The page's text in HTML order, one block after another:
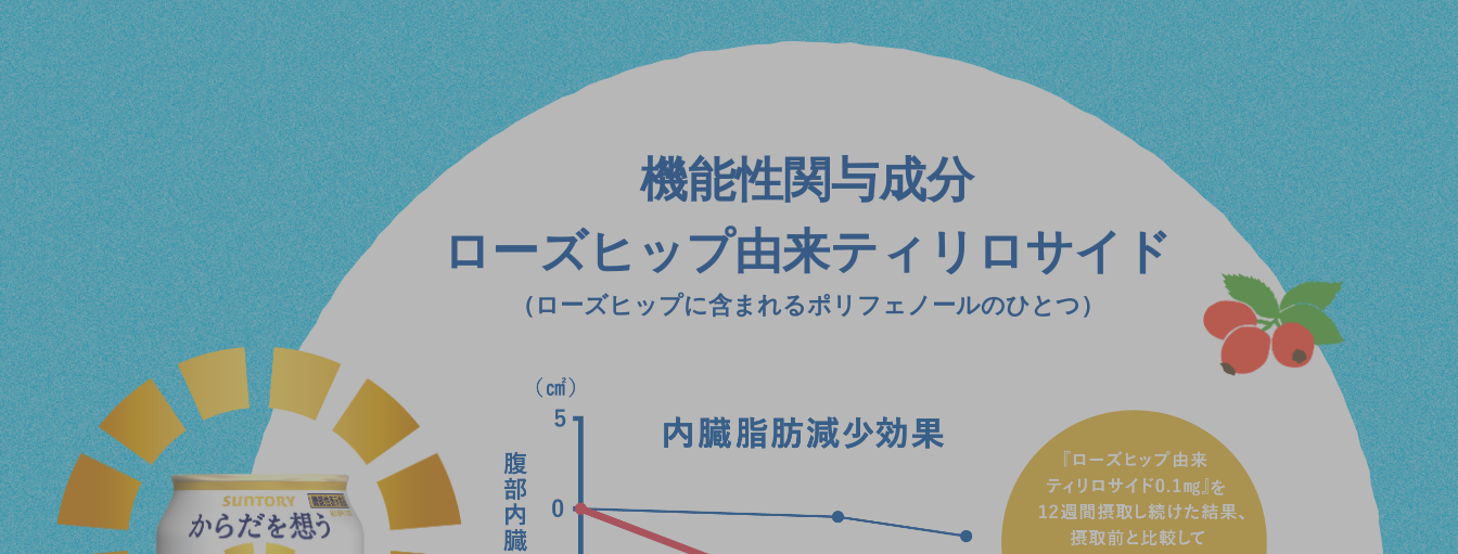
機能性関与成分
ローズヒップ由来ティリロサイド
（ローズヒップに含まれるポリフェノールのひとつ）